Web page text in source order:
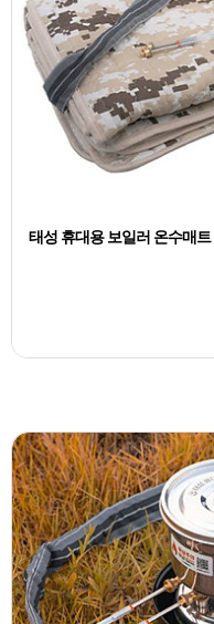
태성 휴대용 보일러 온수매트